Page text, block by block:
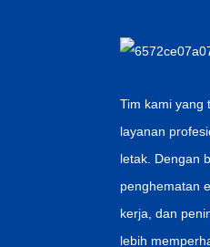
Tim kami yang
layanan
letak. Dengan
penghematan
kerja, dan
lebih